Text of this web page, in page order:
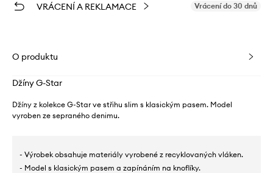
VRÁCENÍ A REKLAMACE Vrácení do 30 dnů
O produktu
Džíny G-Star
Džíny z kolekce G-Star ve střihu slim s klasickým pasem. Model
vyroben ze sepraného denimu.
- Výrobek obsahuje materiály vyrobené z recyklovaných vláken.
- Model s klasickým pasem a zapínáním na knoflíky.